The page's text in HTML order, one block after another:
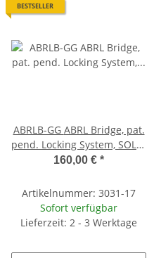
BESTSELLER
ABRLB-GG ABRL Bridge, pat.
pend. Locking System, SOLID
BELL BRASS, Gloss gold
160,00 € *
Artikelnummer: 3031-17
Sofort verfügbar
Lieferzeit: 2 - 3 Werktage